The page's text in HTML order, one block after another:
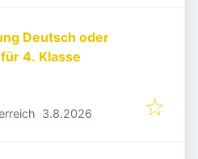
Deutsch oder
4. Klasse
Veröffentlicht
3.8.2026